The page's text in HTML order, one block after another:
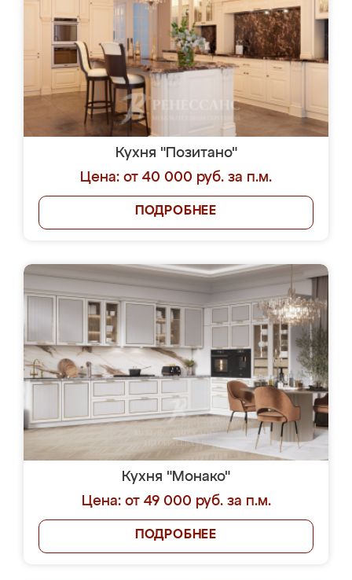
Кухня "Позитано"
Цена: от 40 000 руб. за п.м.
ПОДРОБНЕЕ
Кухня "Монако"
Цена: от 49 000 руб. за п.м.
ПОДРОБНЕЕ